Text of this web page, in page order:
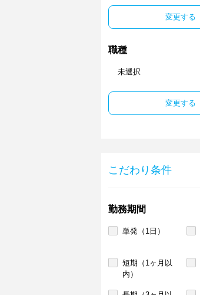
変更する
職種
未選択
変更する
こだわり条件
勤務期間
単発（1日）
短期（1ヶ月以
内）